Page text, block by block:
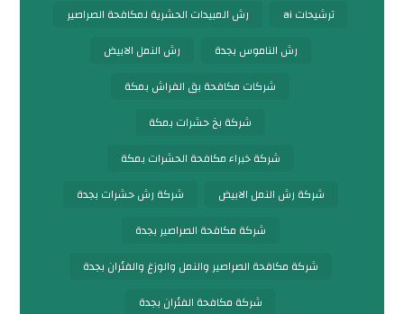
ترشيحات ai
رش المبيدات الحشرية لمكافحة الصراصير
رش الناموس بجدة
رش النمل الابيض
شركات مكافحة بق الفراش بمكة
شركة بخ حشرات بمكة
شركة خبراء مكافحة الحشرات بمكة
شركة رش النمل الابيض
شركة رش حشرات بجدة
شركة مكافحة الصراصير بجدة
شركة مكافحة الصراصير والنمل والوزغ والفئران بجدة
شركة مكافحة الفئران بجدة